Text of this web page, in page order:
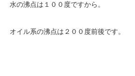
水の沸点は１００度ですから。
オイル系の沸点は２００度前後です。